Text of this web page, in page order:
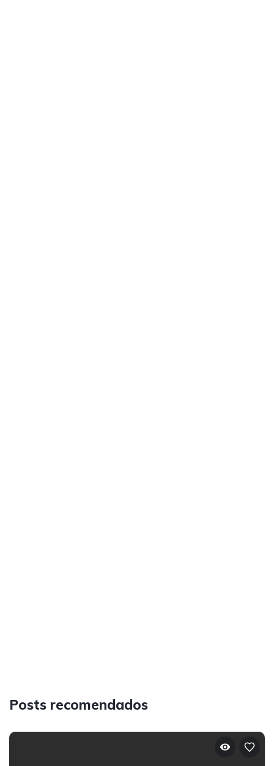
Posts recomendados